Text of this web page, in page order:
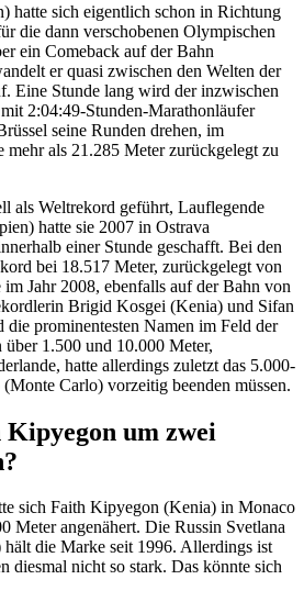
hatte sich eigentlich schon in Richtung
die dann verschobenen Olympischen
ein Comeback auf der Bahn
er quasi zwischen den Welten der
Eine Stunde lang wird der inzwischen
2:04:49-Stunden-Marathonläufer
seine Runden drehen, im
als 21.285 Meter zurückgelegt zu
als Weltrekord geführt, Lauflegende
hatte sie 2007 in Ostrava
einer Stunde geschafft. Bei den
bei 18.517 Meter, zurückgelegt von
Jahr 2008, ebenfalls auf der Bahn von
Brigid Kosgei (Kenia) und Sifan
die prominentesten Namen im Feld der
1.500 und 10.000 Meter,
hatte allerdings zuletzt das 5.000-
Carlo) vorzeitig beenden müssen.
um zwei
sich Faith Kipyegon (Kenia) in Monaco
Meter angenähert. Die Russin Svetlana
die Marke seit 1996. Allerdings ist
diesmal nicht so stark. Das könnte sich